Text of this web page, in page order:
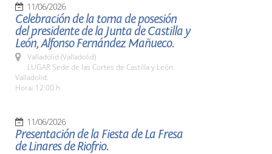
11/06/2026
Celebración de la toma de posesión
del presidente de la Junta de Castilla y
León, Alfonso Fernández Mañueco.
Valladolid (Valladolid)
LUGAR Sede de las Cortes de Castilla y León.
Valladolid.
Hora: 12:00 h.
11/06/2026
Presentación de la Fiesta de La Fresa
de Linares de Riofrio.